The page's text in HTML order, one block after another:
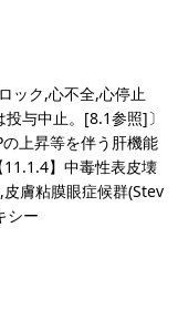
ック,心不全,心停止
与中止。[8.1参照]〕
の上昇等を伴う肝機能
】中毒性表皮壊
膚粘膜眼症候群(Stev
シー